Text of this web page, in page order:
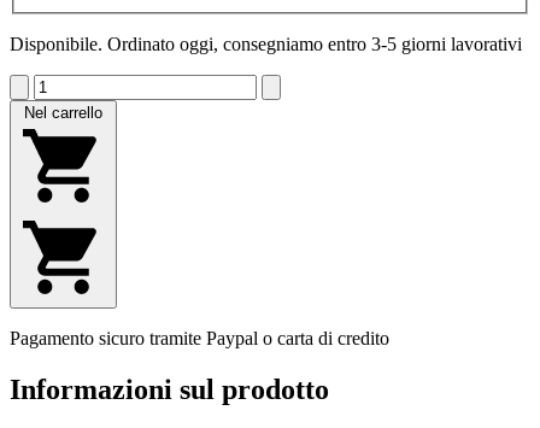
Disponibile. Ordinato oggi, consegniamo entro 3-5 giorni lavorativi
Nel carrello
Pagamento sicuro tramite Paypal o carta di credito
Informazioni sul prodotto